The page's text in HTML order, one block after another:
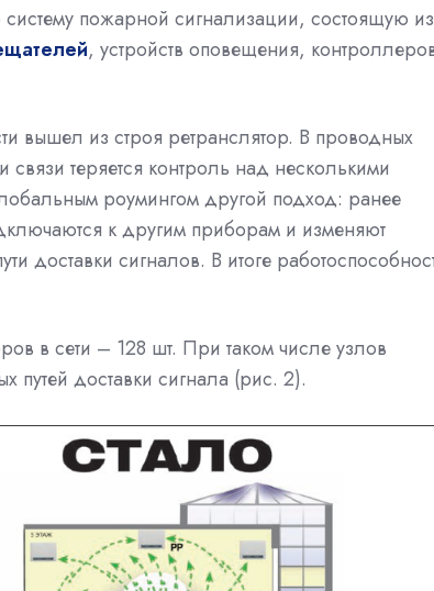
пожарной сигнализации, состоящую из
, устройств оповещения,
вышел из строя ретранслятор. В проводных
теряется контроль над несколькими
роумингом другой подход: ранее
к другим приборам и изменяют
доставки сигналов. В итоге
в сети – 128 шт. При таком числе узлов
доставки сигнала (рис. 2).